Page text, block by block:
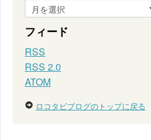
フィード
RSS
RSS 2.0
ATOM
ロコタビブログのトップに戻る